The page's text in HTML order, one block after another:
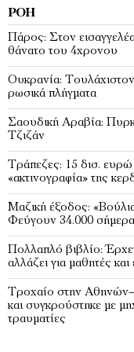
ΡΟΉ
Πάρος: Στον
θάνατο του 4χρονου
Ουκρανία: Τουλάχιστον
ρωσικά πλήγματα
Σαουδική Αραβία:
Τζιζάν
Τράπεζες: 15 δισ.
«ακτινογραφία» της
Μαζική έξοδος:
Φεύγουν 34.000
Πολλαπλό βιβλίο:
αλλάζει για μαθητές και
Τροχαίο στην
και συγκρούστηκε με
τραυματίες